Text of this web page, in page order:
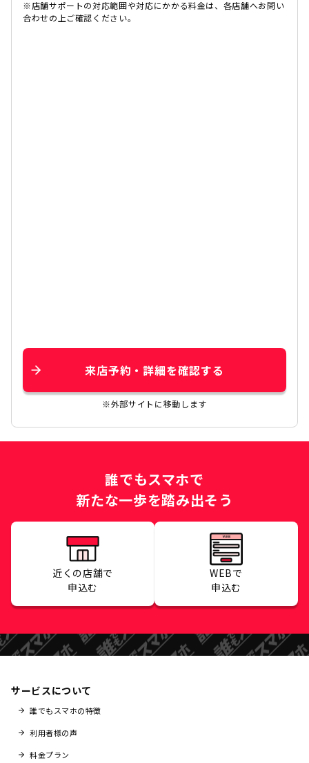
※店舗サポートの対応範囲や対応にかかる料金は、各店舗へお問い
合わせの上ご確認ください。
来店予約・詳細を確認する
※外部サイトに移動します
誰でもスマホで
新たな一歩を踏み出そう
近くの店舗で
申込む
WEBで
申込む
サービスについて
誰でもスマホの特徴
利用者様の声
料金プラン